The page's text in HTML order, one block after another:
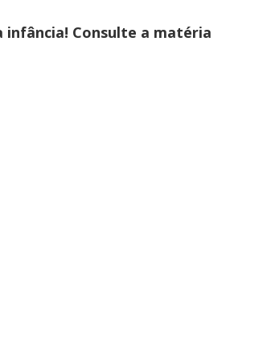
infância! Consulte a matéria